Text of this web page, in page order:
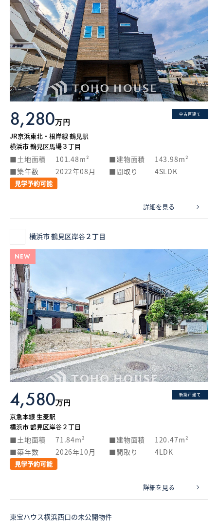
中古戸建て
8,280万円
JR京浜東北・根岸線 鶴見駅
横浜市 鶴見区馬場３丁目
土地面積 101.48m² 建物面積
143.98m²
築年数
2022年08月 間取り 4SLDK
見学予約可能
詳細を見る
横浜市 鶴見区岸谷２丁目
NEW
新築戸建て
4,580万円
京急本線 生麦駅
横浜市 鶴見区岸谷２丁目
土地面積 71.84m² 建物面積
120.47m²
築年数
2026年10月 間取り 4LDK
見学予約可能
詳細を見る
東宝ハウス横浜西口の未公開物件